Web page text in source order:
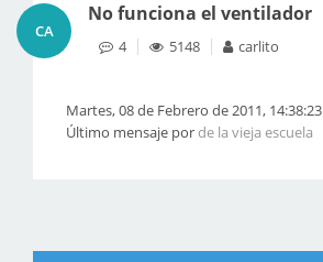
CA
No funciona el ventilador
4 5148 carlito
Martes, 08 de Febrero de 2011, 14:38:23
Último mensaje porde la vieja escuela